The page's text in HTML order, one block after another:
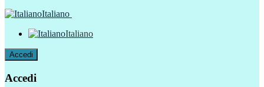
Italiano
Italiano
Accedi
Accedi